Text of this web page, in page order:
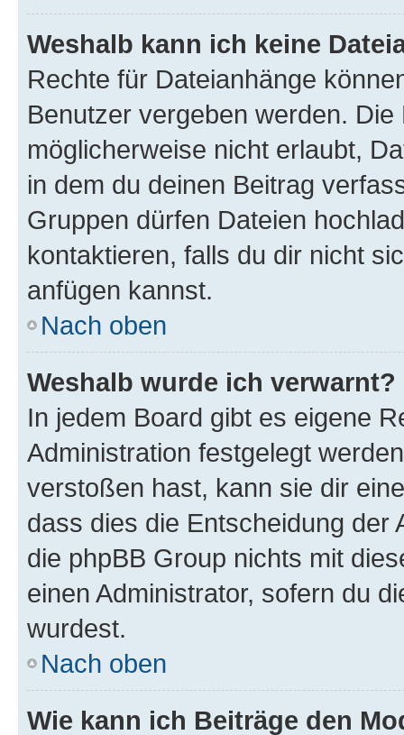
Weshalb kann ich keine
Rechte für Dateianhänge
Benutzer vergeben werden.
möglicherweise nicht erlaubt,
in dem du deinen Beitrag
Gruppen dürfen Dateien
kontaktieren, falls du dir nicht
anfügen kannst.
Nach oben
Weshalb wurde ich verwarnt?
In jedem Board gibt es eigene
Administration festgelegt
verstoßen hast, kann sie dir
dass dies die Entscheidung der
die phpBB Group nichts mit
einen Administrator, sofern du
wurdest.
Nach oben
Wie kann ich Beiträge den